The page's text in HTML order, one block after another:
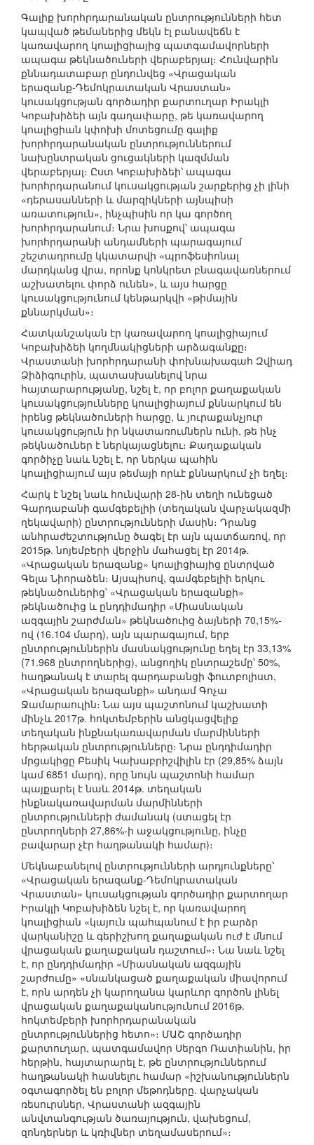
Գալիք խորհրդարանական ընտրությունների հետ
կապված թեմաներից մեկն էլ բանավեճն է
կառավարող կոալիցիայից պատգամավորների
ապագա թեկնածուների վերաբերյալ։ Հունվարին
քննադատաբար ընդունվեց «Վրացական
երազանք-Դեմոկրատական Վրաստան»
կուսակցության գործադիր քարտուղար Իրակլի
Կոբախիձեի այն գաղափարը, թե կառավարող
կոալիցիան կփոխի մոտեցումը գալիք
խորհրդարանական ընտրություններում
նախընտրական ցուցակների կազմման
վերաբերյալ։ Ըստ Կոբախիձեի՝ ապագա
խորհրդարանում կուսակցության շարքերից չի լինի
«դերասանների և մարզիկների այնպիսի
առատություն», ինչպիսին որ կա գործող
խորհրդարանում։ Նրա խոսքով՝ ապագա
խորհրդարանի անդամների պարագայում
շեշտադրումը կկատարվի «պրոֆեսիոնալ
մարդկանց վրա, որոնք կոնկրետ բնագավառներում
աշխատելու փորձ ունեն», և այս հարցը
կուսակցությունում կենթարկվի «թիմային
քննարկման»։
Հատկանշական էր կառավարող կոալիցիայում
Կոբախիձեի կողմնակիցների արձագանքը։
Վրաստանի խորհրդարանի փոխնախագահ Զվիադ
Ձիձիգուրին, պատասխանելով նրա
հայտարարությանը, նշել է, որ բոլոր քաղաքական
կուսակցությունները կոալիցիայում քննարկում են
իրենց թեկնածուների հարցը, և յուրաքանչյուր
կուսակցություն իր նկատառումներն ունի, թե ինչ
թեկնածուներ է ներկայացնելու։ Քաղաքական
գործիչը նաև նշել է, որ ներկա պահին
կոալիցիայում այս թեմայի որևէ քննարկում չի եղել։
Հարկ է նշել նաև հունվարի 28-ին տեղի ունեցած
Գարդաբանի գամգեբելիի (տեղական վարչակազմի
ղեկավարի) ընտրությունների մասին։ Դրանց
անհրաժեշտությունը ծագել էր այն պատճառով, որ
2015թ. նոյեմբերի վերջին մահացել էր 2014թ.
«Վրացական երազանք» կոալիցիայից ընտրված
Գելա Նիորաձեն։ Այսպիսով, գամգեբելիի երկու
թեկնածուներից՝ «Վրացական երազանքի»
թեկնածուից և ընդդիմադիր «Միասնական
ազգային շարժման» թեկնածուից ձայների 70,15%-
ով (16.104 մարդ), այն պարագայում, երբ
ընտրություններին մասնակցությունը եղել էր 33,13%
(71.968 ընտրողներից), անցողիկ ընտրաշեմը՝ 50%,
հաղթանակ է տարել գարդաբանցի ֆուտբոլիստ,
«Վրացական երազանքի» անդամ Գոչա
Ջամարաուլին։ Նա այս պաշտոնում կաշխատի
մինչև 2017թ. հոկտեմբերին անցկացվելիք
տեղական ինքնակառավարման մարմինների
հերթական ընտրությունները։ Նրա ընդդիմադիր
մրցակիցը Բեսիկ Կախաբրիշվիլին էր (29,85% ձայն
կամ 6851 մարդ), որը նույն պաշտոնի համար
պայքարել է նաև 2014թ. տեղական
ինքնակառավարման մարմինների
ընտրությունների ժամանակ (ստացել էր
ընտրողների 27,86%-ի աջակցությունը, ինչը
բավարար չէր հաղթանակի համար)։
Մեկնաբանելով ընտրությունների արդյունքները՝
«Վրացական երազանք-Դեմոկրատական
Վրաստան» կուսակցության գործադիր քարտողար
Իրակլի Կոբախիձեն նշել է, որ կառավարող
կոալիցիան «կայուն պահպանում է իր բարձր
վարկանիշը և գերիշխող քաղաքական ուժ է մնում
վրացական քաղաքական դաշտում»։ Նա նաև նշել
է, որ ընդդիմադիր «Միասնական ազգային
շարժումը» «սնանկացած քաղաքական միավորում
է, որն արդեն չի կարողանա կարևոր գործոն լինել
վրացական քաղաքականությունում 2016թ.
հոկտեմբերի խորհրդարանական
ընտրություններից հետո»։ ՄԱՇ գործադիր
քարտուղար, պատգամավոր Սերգո Ռատիանին, իր
հերթին, հայտարարել է, թե ընտրություններում
հաղթանակի հասնելու համար «իշխանություններն
օգտագործել են բոլոր մեթոդները. վարչական
ռեսուրսներ, Վրաստանի ազգային
անվտանգության ծառայություն, վախեցում,
զոնդերներ և կռիվներ տեղամասերում»։